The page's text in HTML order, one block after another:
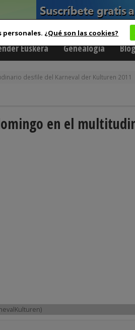
personales. ¿Qué son las cookies?
Euskera Genealogía
desfile del Karneval der Kulturen 2011
en el